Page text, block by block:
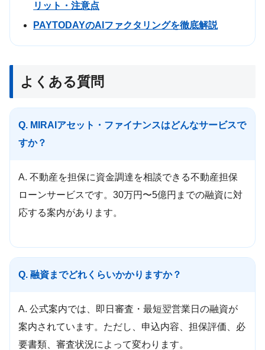
リット・注意点
PAYTODAYのAIファクタリングを徹底解説
よくある質問
Q. MIRAIアセット・ファイナンスはどんなサービスで
すか？
A. 不動産を担保に資金調達を相談できる不動産担保
ローンサービスです。30万円〜5億円までの融資に対
応する案内があります。
Q. 融資までどれくらいかかりますか？
A. 公式案内では、即日審査・最短翌営業日の融資が
案内されています。ただし、申込内容、担保評価、必
要書類、審査状況によって変わります。